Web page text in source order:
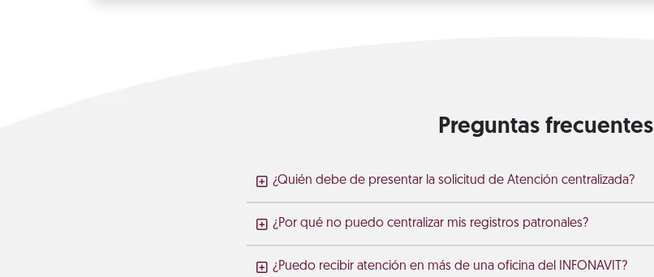
Preguntas frecuentes
¿Quién debe de presentar la solicitud de Atención centralizada?
¿Por qué no puedo centralizar mis registros patronales?
¿Puedo recibir atención en más de una oficina del INFONAVIT?